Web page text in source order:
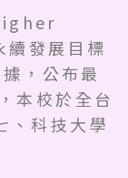
發展目標
，公布最
本校於全台
、科技大學